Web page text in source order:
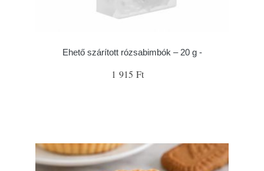
Ehető szárított rózsabimbók – 20 g -
1 915 Ft